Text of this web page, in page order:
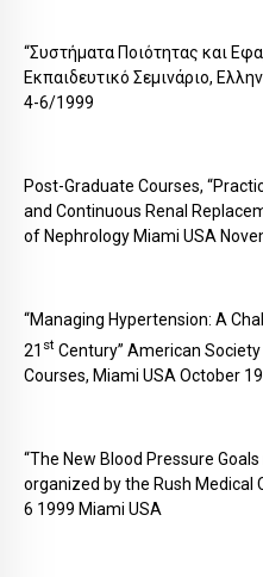
“Συστήματα Ποιότητας και
Εκπαιδευτικό Σεμινάριο,
4-6/1999
Post-Graduate Courses,
and Continuous Renal
of Nephrology Miami USA
“Managing Hypertension: A
21 st Century” American
Courses, Miami USA October
“The New Blood Pressure
organized by the Rush Medical
6 1999 Miami USA